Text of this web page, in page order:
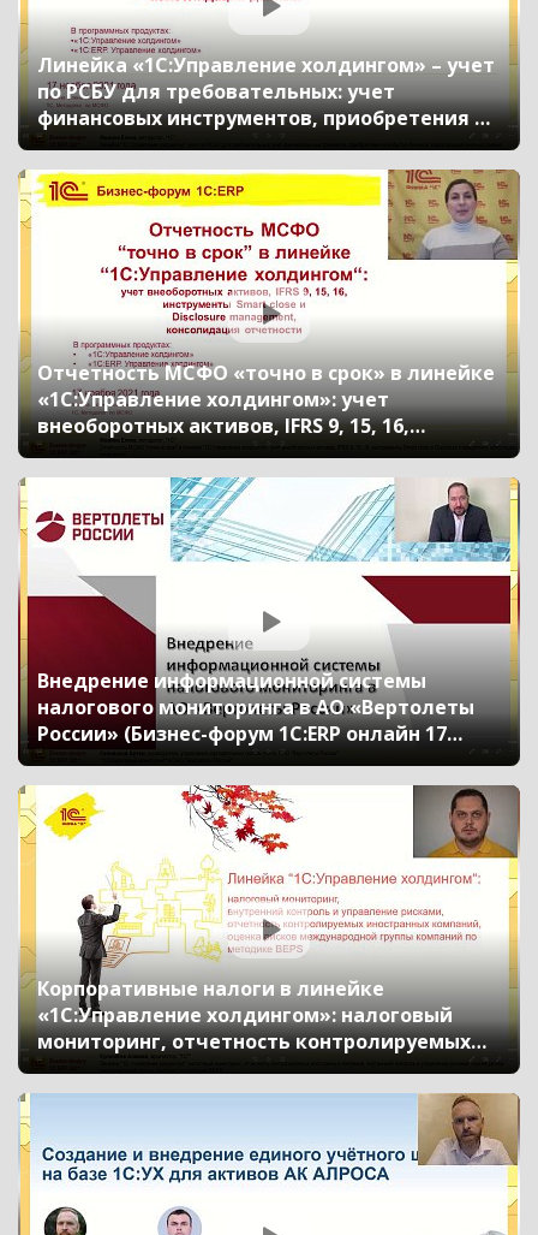
Линейка «1С:Управление холдингом» – учет
по РСБУ для требовательных: учет
финансовых инструментов, приобретения и
выбытия бизнеса, консолидация учетных
данных (Бизнес-форум 1С:ERP онлайн 17
ноября 2021 г., Можина Елена, «1С»)
Отчетность МСФО «точно в срок» в линейке
«1С:Управление холдингом»: учет
внеоборотных активов, IFRS 9, 15, 16,
инструменты Smart close и Disclosure
management, консолидация отчетности
(Бизнес-форум 1С:ERP онлайн 17 ноября 2021
г., Можина Елена, «1С»)
Внедрение информационной системы
налогового мониторинга в АО «Вертолеты
России» (Бизнес-форум 1С:ERP онлайн 17
ноября 2021 г., Селиванов Артем, ПАО
«Вертолеты России»)
Корпоративные налоги в линейке
«1С:Управление холдингом»: налоговый
мониторинг, отчетность контролируемых
иностранных компаний, внутренний
контроль и управление рисками, оценка
рисков международной группы компаний по
методике BEPS (Бизнес-форум 1С:ERP онл